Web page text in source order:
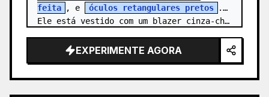
feita
, e óculos retangulares pretos
.
Ele está vestido com um blazer cinza-ch…
EXPERIMENTE AGORA